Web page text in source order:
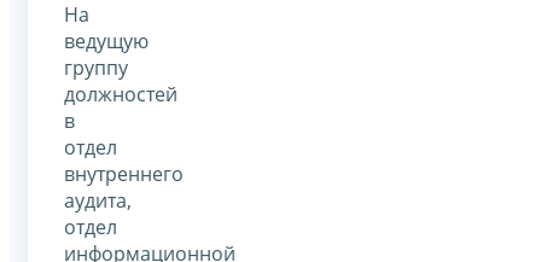
На
ведущую
группу
должностей
в
отдел
внутреннего
аудита,
отдел
информационной